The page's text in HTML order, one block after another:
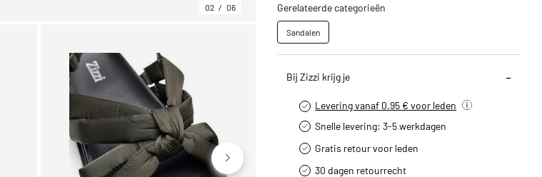
02 06 Gerelateerde categorieën
Sandalen
Bij Zizzi krijg je
Levering vanaf 0.95 € voor leden
Snelle levering: 3-5 werkdagen
Gratis retour voor leden
30 dagen retourrecht­